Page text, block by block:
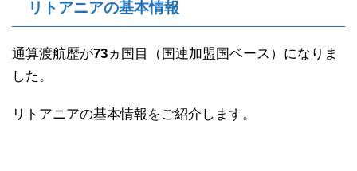
リトアニアの基本情報
通算渡航歴が73ヵ国目（国連加盟国ベース）になりま
した。
リトアニアの基本情報をご紹介します。